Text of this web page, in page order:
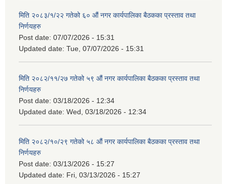
मिति २०८३/१/२२ गतेको ६० औं नगर कार्यपालिका बैठकका प्रस्ताव तथा
निर्णयहरु
Post date: 07/07/2026 - 15:31
Updated date: Tue, 07/07/2026 - 15:31
मिति २०८२/११/२७ गतेको ५९ औं नगर कार्यपालिका बैठकका प्रस्ताव तथा
निर्णयहरु
Post date: 03/18/2026 - 12:34
Updated date: Wed, 03/18/2026 - 12:34
मिति २०८२/१०/२९ गतेको ५८ औं नगर कार्यपालिका बैठकका प्रस्ताव तथा
निर्णयहरु
Post date: 03/13/2026 - 15:27
Updated date: Fri, 03/13/2026 - 15:27